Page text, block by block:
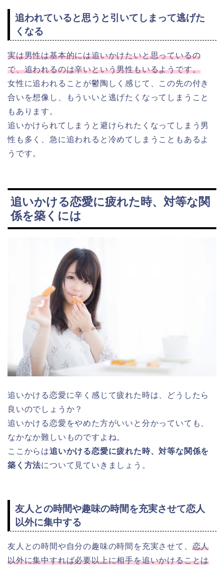
追われていると思うと引いてしまって逃げた
くなる
実は男性は基本的には追いかけたいと思っているの
で、追われるのは辛いという男性もいるようです。
女性に追われることが鬱陶しく感じて、この先の付き
合いを想像し、もういいと逃げたくなってしまうこと
もあります。
追いかけられてしまうと避けられたくなってしまう男
性も多く、急に追われると冷めてしまうこともあるよ
うです。
追いかける恋愛に疲れた時、対等な関
係を築くには
追いかける恋愛に辛く感じて疲れた時は、どうしたら
良いのでしょうか？
追いかける恋愛をやめた方がいいと分かっていても、
なかなか難しいものですよね。
ここからは追いかける恋愛に疲れた時、対等な関係を
築く方法について見ていきましょう。
友人との時間や趣味の時間を充実させて恋人
以外に集中する
友人との時間や自分の趣味の時間を充実させて、 恋人
以外に集中すれば必要以上に相手を追いかけることは